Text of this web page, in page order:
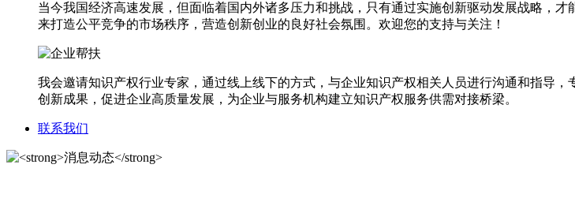
当今我国经济高速发展，但面临着国内外诸多压力和挑战，只有通过实施创新驱动发展战略，
来打造公平竞争的市场秩序，营造创新创业的良好社会氛围。欢迎您的支持与关注！
我会邀请知识产权行业专家，通过线上线下的方式，与企业知识产权相关人员进行沟通和指导
创新成果，促进企业高质量发展，为企业与服务机构建立知识产权服务供需对接桥梁。
联系我们